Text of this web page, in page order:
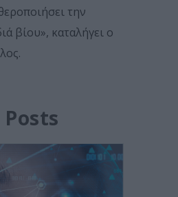
την
βίου», καταλήγει ο